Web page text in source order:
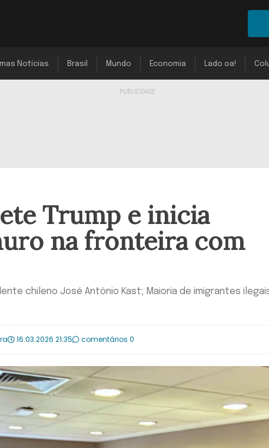
Notícias Brasil Mundo Economia Lado oa!
Trump e inicia
na fronteira com
chileno José Antônio Kast; Maioria de imigrantes
16.03.2026 21:35 comentários 0